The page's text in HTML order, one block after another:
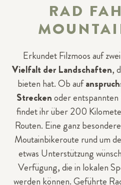
RAD
Erkundet Filzmoos auf
Vielfalt der Landschaften,
bieten hat. Ob auf
Streckenoder entspannten
findet ihr über 200
Routen. Eine ganz
Moutainbikeroute rund um
etwas Unterstützung
Verfügung, die in lokalen
werden können. Geführte